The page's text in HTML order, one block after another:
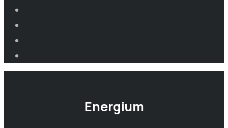
Energium